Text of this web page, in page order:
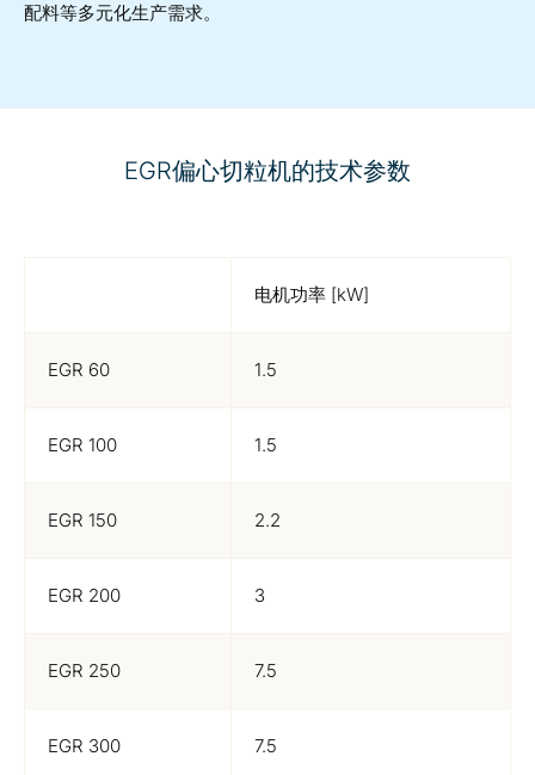
配料等多元化生产需求。
EGR偏心切粒机的技术参数
电机功率 [kW]
EGR 60 1.5
EGR 100 1.5
EGR 150 2.2
EGR 200 3
EGR 250 7.5
EGR 300 7.5